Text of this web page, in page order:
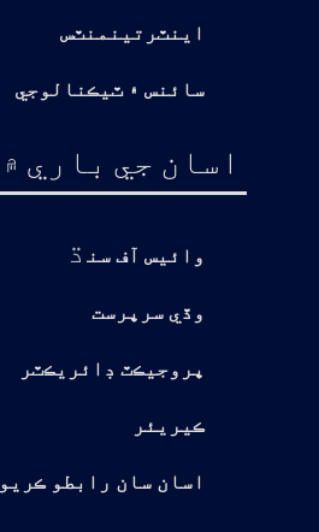
اينٽرتينمنٽس
سائنس ۽ ٽيڪنالوجي
اسان جي باري ۾
وائيس آف سن ڌ
وڏي سرپرست
پروجيڪٽ ڊائريڪٽر
ڪيريئر
اسان سان رابطو ڪريو